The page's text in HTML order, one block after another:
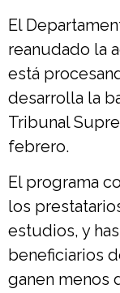
El
reanudado la
está
desarrolla la
Tribunal
febrero.
El programa
los
estudios, y
beneficiarios
ganen menos